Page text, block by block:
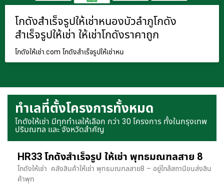
โกดังสำเร็จรูปให้เช่าหนองบัวลำภูโกดัง
สำเร็จรูปให้เช่า ให้เช่าโกดังราคาถูก
โกดังให้เช่า.com โกดังสำเร็จรูปให้เช่าหน
ทำเลที่ตั้งโครงการทั้งหมด
โกดังให้เช่า มีทุกทำเลให้เลือก กว่า 30 โครงการ ทั้งในกรุงเทพ
ปริมณฑล และ จังหวัดสำคัญ
HR33 โกดังสำเร็จรูป ให้เช่า พุทธมณฑลสาย 8
โกดังให้เช่า คลังสินค้าให้เช่า พุทธมณฑลสาย8 – อยู่ใกล้สถานีขนส่งสิน
ค้าพุท